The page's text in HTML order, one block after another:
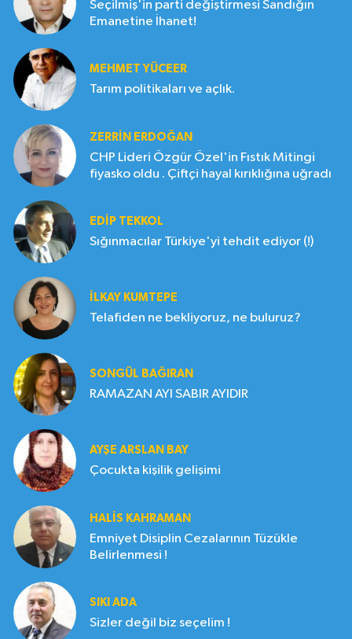
Seçilmiş'in parti değiştirmesi Sandığın
Emanetine İhanet!
MEHMET YÜCEER
Tarım politikaları ve açlık.
ZERRIN ERDOĞAN
CHP Lideri Özgür Özel'in Fıstık Mitingi
fiyasko oldu . Çiftçi hayal kırıklığına uğradı
EDIP TEKKOL
Sığınmacılar Türkiye'yi tehdit ediyor (!)
İLKAY KUMTEPE
Telafiden ne bekliyoruz, ne buluruz?
SONGÜL BAĞIRAN
RAMAZAN AYI SABIR AYIDIR
AYŞE ARSLAN BAY
Çocukta kişilik gelişimi
HALIS KAHRAMAN
Emniyet Disiplin Cezalarının Tüzükle
Belirlenmesi !
SIKI ADA
Sizler değil biz seçelim !